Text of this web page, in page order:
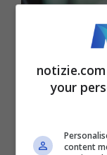
Lista cattivi
your
content